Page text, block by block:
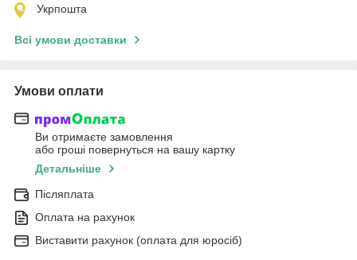
Укрпошта
Всі умови доставки
Умови оплати
Ви отримаєте замовлення
або гроші повернуться на вашу картку
Детальніше
Післяплата
Оплата на рахунок
Виставити рахунок (оплата для юросіб)